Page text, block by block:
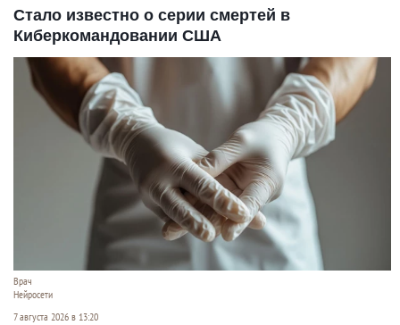
Стало известно о серии смертей в
Киберкомандовании США
Врач
Нейросети
7 августа 2026 в 13:20